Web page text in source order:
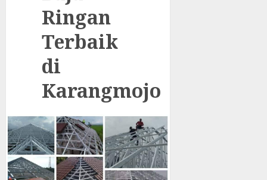
Ringan
Terbaik
di
Karangmojo